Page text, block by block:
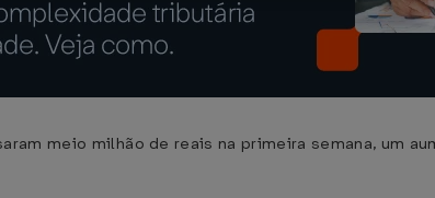
meio milhão de reais na primeira semana, um